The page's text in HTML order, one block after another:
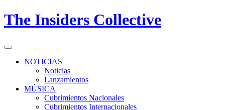
Skip
to
The Insiders Collective
Primary
NOTICIAS
Noticias
Lanzamientos
MÚSICA
Cubrimientos Nacionales
Cubrimientos Internacionales